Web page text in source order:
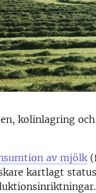
kolinlagring och
av mjölk
kartlagt